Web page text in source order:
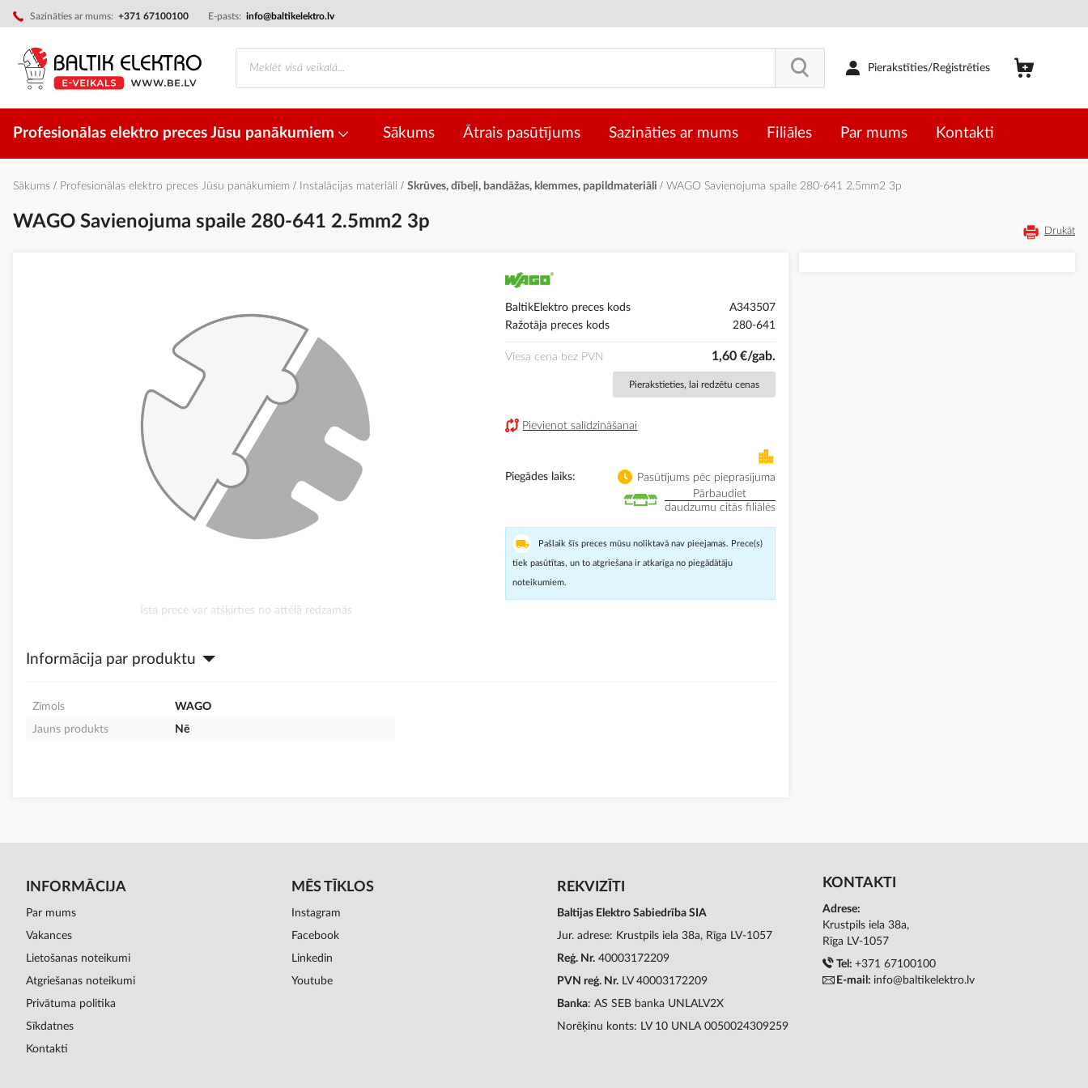
Sazināties ar mums: +371 67100100 E-pasts: info@baltikelektro.lv
Skip
to
Content
Pierakstīties/Reģistrēties
Profesionālas elektro preces Jūsu panākumiem Sākums Ātrais pasūtījums Sazināties ar mums Filiāles Par mums Kontakti
Sākums Profesionālas elektro preces Jūsu panākumiem Instalācijas materiāli Skrūves, dībeļi, bandāžas, klemmes, papildmateriāli WAGO Savienojuma spaile 280-641 2.5mm2 3p
WAGO Savienojuma spaile 280-641 2.5mm2 3p Drukāt
sākumu
Īsta prece var atšķirties no attēlā redzamās
BaltikElektro preces kods
A343507
Ražotāja preces kods
280-641
Viesa cena bez PVN 1,60 €/gab.
Pierakstieties, lai redzētu cenas
Pievienot salīdzināšanai
Piegādes laiks
Pasūtījums pēc pieprasījuma
Pārbaudiet
daudzumu citās filiālēs
Pašlaik šīs preces mūsu noliktavā nav pieejamas. Prece(s)
tiek pasūtītas, un to atgriešana ir atkarīga no piegādātāju
noteikumiem.
Informācija par produktu
Zīmols
WAGO
Jauns produkts
Nē
INFORMĀCIJA
Par mums
Vakances
Lietošanas noteikumi
Atgriešanas noteikumi
Privātuma politika
Sīkdatnes
Kontakti
MĒS TĪKLOS
Instagram
Facebook
Linkedin
Youtube
REKVIZĪTI
Baltijas Elektro Sabiedrība SIA
Jur. adrese: Krustpils iela 38a, Rīga LV-1057
Reģ. Nr. 40003172209
PVN reģ. Nr. LV 40003172209
Banka: AS SEB banka UNLALV2X
Norēķinu konts: LV 10 UNLA 0050024309259
KONTAKTI
Adrese:
Krustpils iela 38a,
Rīga LV-1057
Tel: +371 67100100
E-mail: info@baltikelektro.lv